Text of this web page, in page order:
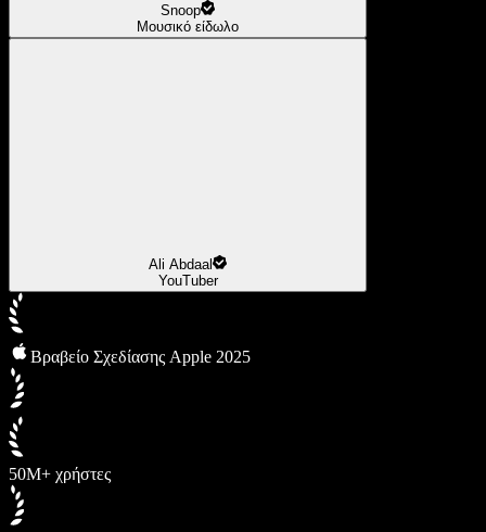
Snoop
Μουσικό είδωλο
Ali Abdaal
YouTuber
Βραβείο Σχεδίασης Apple 2025
50M+ χρήστες